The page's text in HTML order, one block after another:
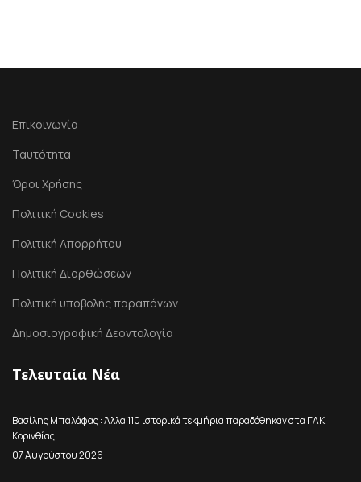
Επικοινωνία
Ταυτότητα
Όροι Χρήσης
Πολιτική Cookies
Πολιτική Απορρήτου
Πολιτική Διορθώσεων
Πολιτική υποβολής παραπόνων
Δημοσιογραφική Δεοντολογία
Τελευταία Νέα
Βασίλης Μπαλάφας : Άλλα 110 ιστορικά τεκμήρια παραδόθηκαν στα ΓΑΚ
Κορινθίας
07 Αυγούστου 2026